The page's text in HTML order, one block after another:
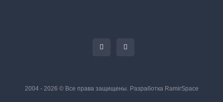
2004 - 2026 © Все права защищены. Разработка RamirSpace